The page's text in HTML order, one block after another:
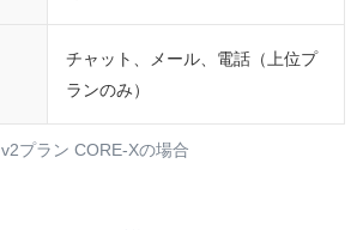
チャット、メール、電話（上位プ
ランのみ）
v2プラン CORE-Xの場合